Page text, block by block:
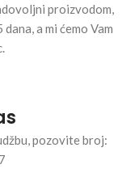
proizvodom,
a mi ćemo Vam
pozovite broj: